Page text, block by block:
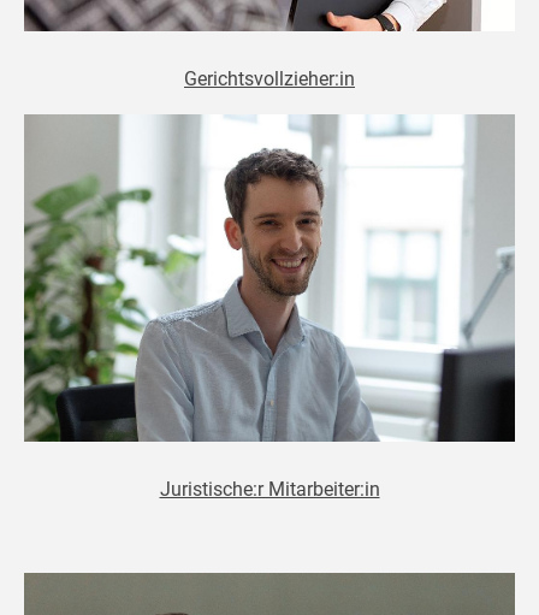
Gerichtsvollzieher:in
Juristische:r Mitarbeiter:in